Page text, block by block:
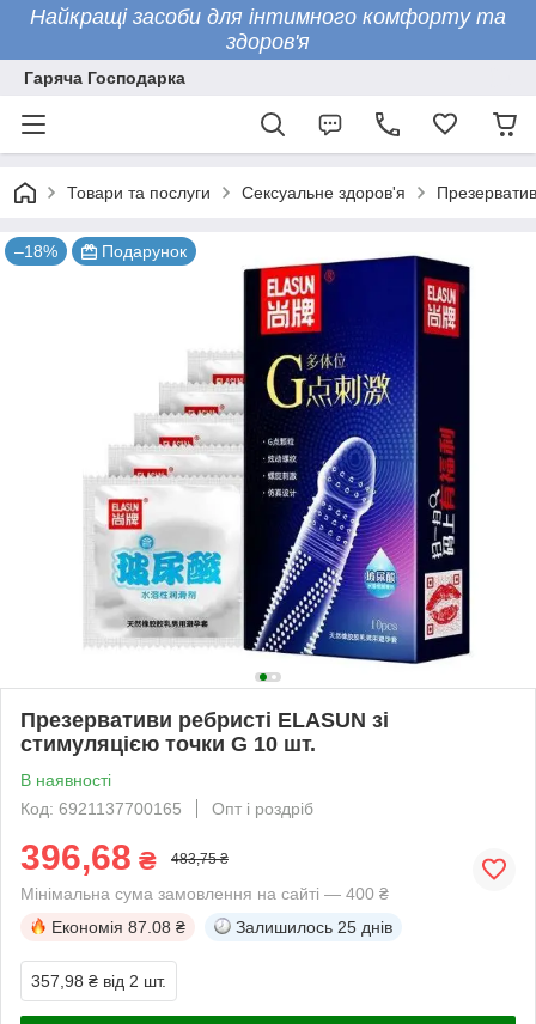
Найкращі засоби для інтимного комфорту та
здоров'я
Гаряча Господарка
Товари та послуги Сексуальне здоров'я
–18% Подарунок
Презервативи ребристі ELASUN зі
стимуляцією точки G 10 шт.
В наявності
Код: 6921137700165
Опт і роздріб
396,68 ₴ 483,75 ₴
Мінімальна сума замовлення на сайті — 400 ₴
Економія 87.08 ₴ Залишилось 25 днів
357,98 ₴ від 2 шт.